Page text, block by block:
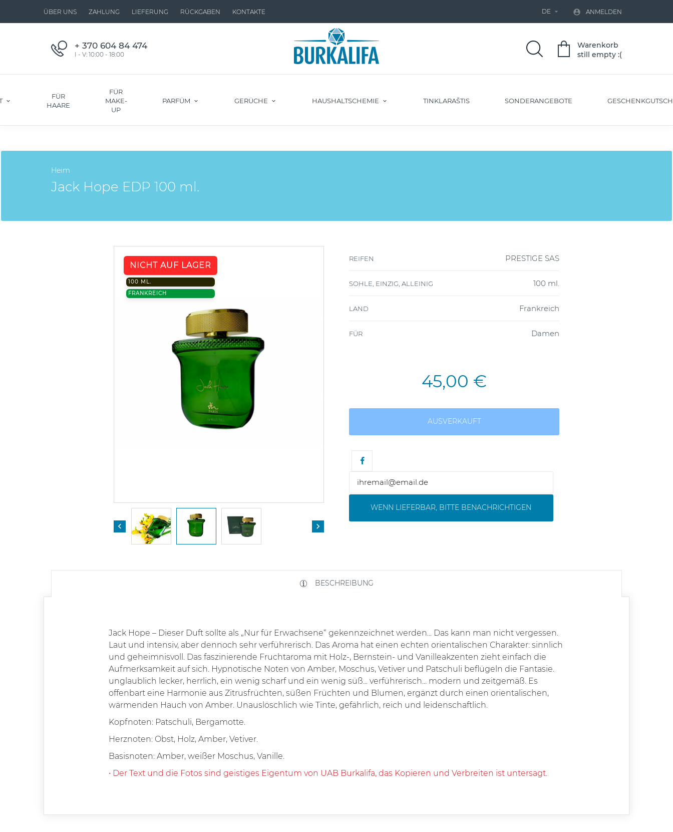
ÜBER UNS ZAHLUNG LIEFERUNG RÜCKGABEN KONTAKTE DE   ANMELDEN
+ 370 604 84 474
I - V: 10:00 - 18:00
Warenkorb
still empty :(
FÜR
HAARE
FÜR
MAKE-
UP
PARFÜM GERÜCHE HAUSHALTSCHEMIE TINKLARAŠTIS SONDERANGEBOTE
Heim
Jack Hope EDP 100 ml.
NICHT AUF LAGER
100 ML.
FRANKREICH
 
REIFEN PRESTIGE SAS
SOHLE, EINZIG, ALLEINIG 100 ml.
LAND Frankreich
FÜR Damen
45,00 €
AUSVERKAUFT
WENN LIEFERBAR, BITTE BENACHRICHTIGEN
BESCHREIBUNG
Jack Hope – Dieser Duft sollte als „Nur für Erwachsene“ gekennzeichnet werden... Das kann man nicht vergessen.
Laut und intensiv, aber dennoch sehr verführerisch. Das Aroma hat einen echten orientalischen Charakter: sinnlich
und geheimnisvoll. Das faszinierende Fruchtaroma mit Holz-, Bernstein- und Vanilleakzenten zieht einfach die
Aufmerksamkeit auf sich. Hypnotische Noten von Amber, Moschus, Vetiver und Patschuli beflügeln die Fantasie.
unglaublich lecker, herrlich, ein wenig scharf und ein wenig süß... verführerisch... modern und zeitgemäß. Es
offenbart eine Harmonie aus Zitrusfrüchten, süßen Früchten und Blumen, ergänzt durch einen orientalischen,
wärmenden Hauch von Amber. Unauslöschlich wie Tinte, gefährlich, reich und leidenschaftlich.
Kopfnoten: Patschuli, Bergamotte.
Herznoten: Obst, Holz, Amber, Vetiver.
Basisnoten: Amber, weißer Moschus, Vanille.
• Der Text und die Fotos sind geistiges Eigentum von UAB Burkalifa, das Kopieren und Verbreiten ist untersagt.